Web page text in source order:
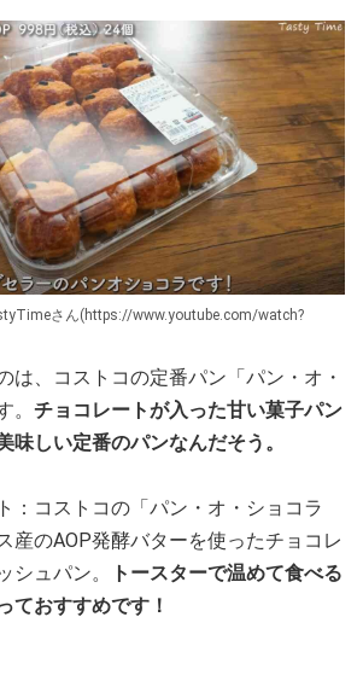
さん(https://www.youtube.com/watch?
は、コストコの定番パン「パン・オ・
。 チョコレートが入った甘い菓子パン
味しい定番のパンなんだそう。
：コストコの「パン・オ・ショコラ
産のAOP発酵バターを使ったチョコレ
シュパン。
トースターで温めて食べる
ておすすめです！